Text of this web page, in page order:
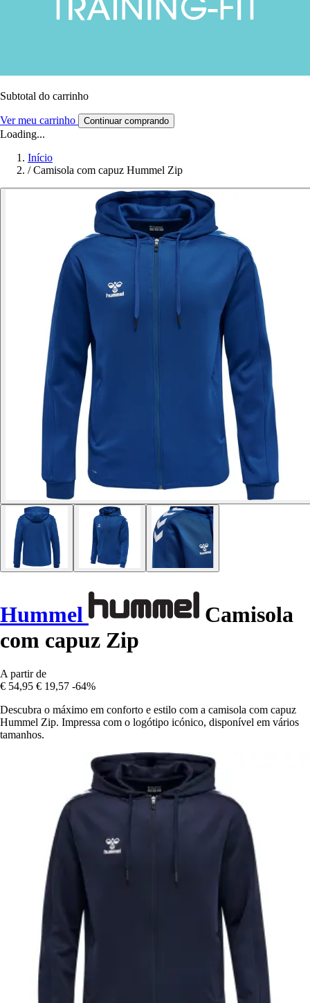
Subtotal do carrinho
Ver meu carrinho Continuar comprando
Loading...
Início
/ Camisola com capuz Hummel Zip
Hummel
Camisola
com capuz Zip
A partir de
€ 54,95 € 19,57 -64%
Descubra o máximo em conforto e estilo com a camisola com capuz
Hummel Zip. Impressa com o logótipo icónico, disponível em vários
tamanhos.